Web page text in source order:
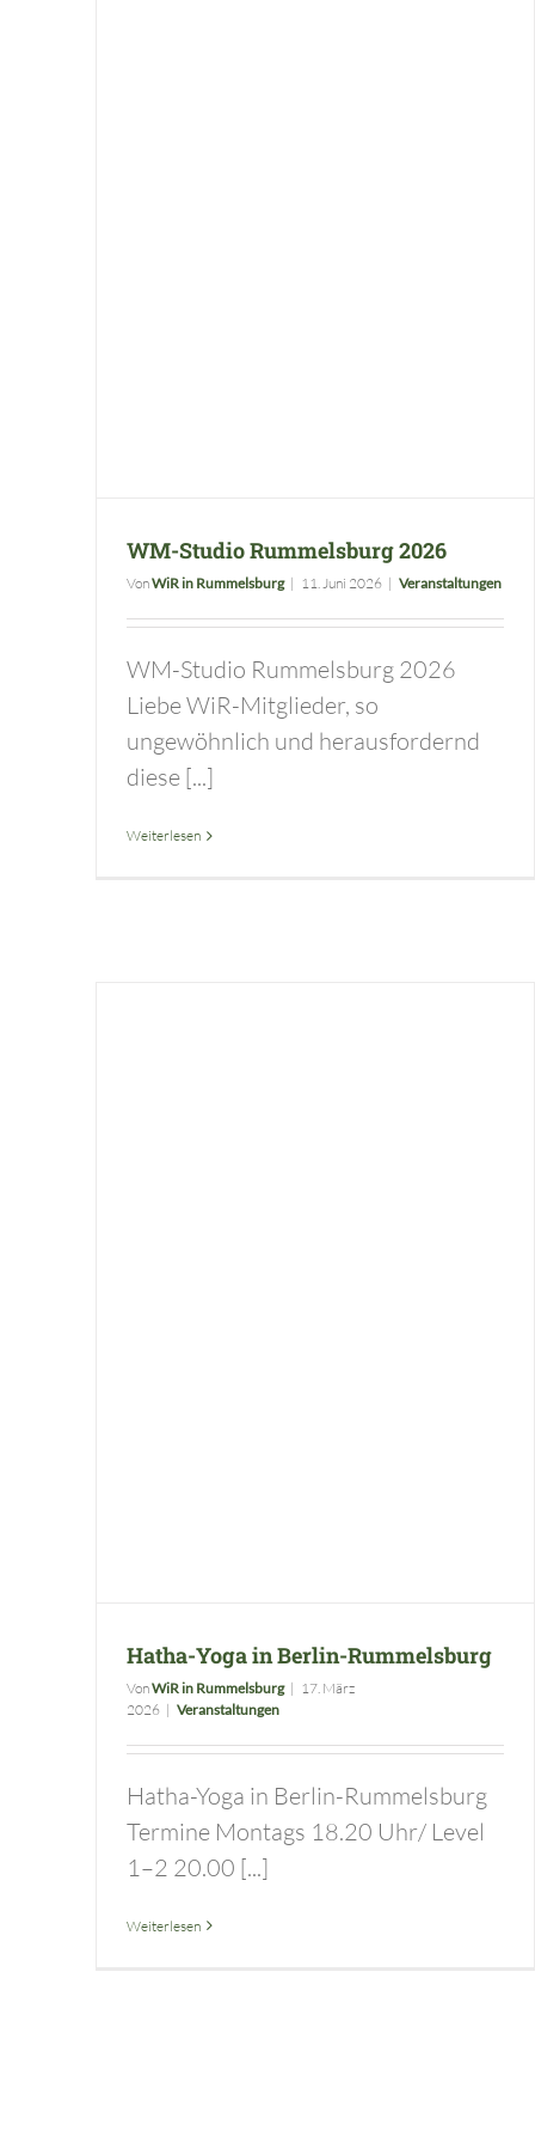
WM-Studio Rummelsburg 2026
VonWiR in Rummelsburg | 11. Juni 2026 | Veranstaltungen
WM-Studio Rummelsburg 2026
Liebe WiR-Mitglieder, so
ungewöhnlich und herausfordernd
diese [...]
Weiterlesen
Hatha-Yoga in Berlin-Rummelsburg
VonWiR in Rummelsburg | 17. März
2026 | Veranstaltungen
Hatha-Yoga in Berlin-Rummelsburg
Termine Montags 18.20 Uhr/ Level
1–2 20.00 [...]
Weiterlesen